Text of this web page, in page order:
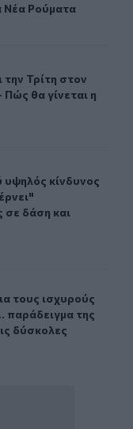
Νέα Ρούματα
– Πώς θα
την Τρίτη στον
Τρίτη στον
θα γίνεται η
"φέρνει"
υψηλός κίνδυνος
κίνδυνος
σε δάση και
– Το...
τους ισχυρούς
τους ισχυρούς
παράδειγμα της
δύσκολες